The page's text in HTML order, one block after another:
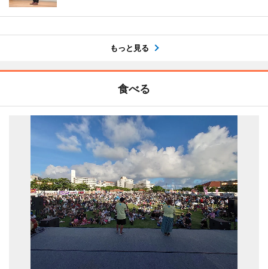
もっと見る
食べる